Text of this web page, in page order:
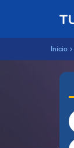
Inicio